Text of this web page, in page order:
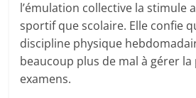
l’émulation collective la stimule
sportif que scolaire. Elle confie
discipline physique
beaucoup plus de mal à gérer la
examens.